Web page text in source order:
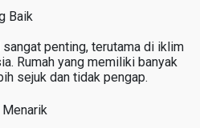
Baik
penting, terutama di iklim
Rumah yang memiliki banyak
sejuk dan tidak pengap.